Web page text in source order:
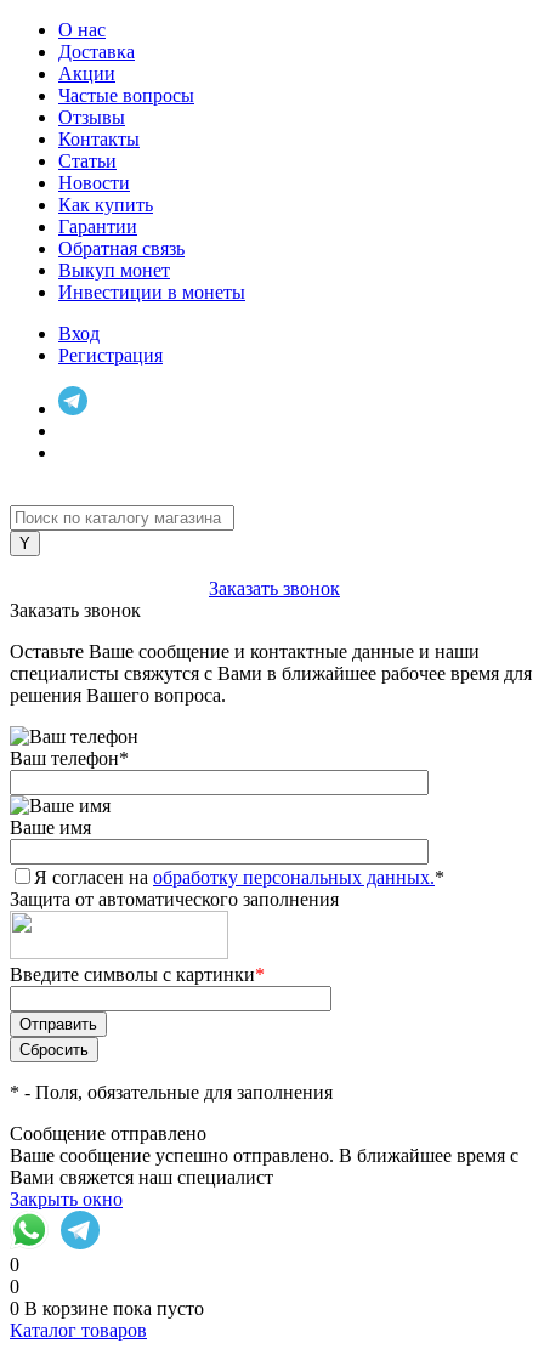
О нас
Доставка
Акции
Частые вопросы
Отзывы
Контакты
Статьи
Новости
Как купить
Гарантии
Обратная связь
Выкуп монет
Инвестиции в монеты
Вход
Регистрация
Заказать звонок
Заказать звонок
Оставьте Ваше сообщение и контактные данные и наши
специалисты свяжутся с Вами в ближайшее рабочее время для
решения Вашего вопроса.
Ваш телефон*
Ваше имя
Я согласен на обработку персональных данных.*
Защита от автоматического заполнения
Введите символы с картинки*
* - Поля, обязательные для заполнения
Сообщение отправлено
Ваше сообщение успешно отправлено. В ближайшее время с
Вами свяжется наш специалист
Закрыть окно
0
0
0 В корзине пока пусто
Каталог товаров